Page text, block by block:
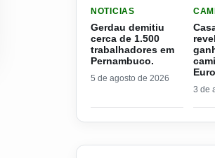
NOTICIAS
Gerdau demitiu
cerca de 1.500
trabalhadores em
Pernambuco.
5 de agosto de 2026
3 de